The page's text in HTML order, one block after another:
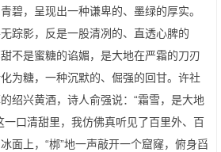
碧，呈现出一种谦卑的、墨绿的厚实。
踪影，反是一股清冽的、直透心脾的
不是蜜糖的谄媚，是大地在严霜的刀刃
为糖，一种沉默的、倔强的回甘。许社
绍兴黄酒，诗人俞强说：“霜雪，是大地
一口清甜里，我仿佛真听见了百里外、百
面上，“梆”地一声敲开一个窟窿，俯身舀